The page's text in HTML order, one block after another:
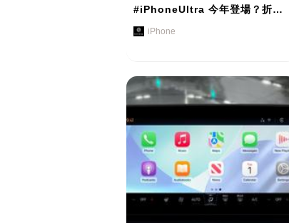
#iPhoneUltra 今年登場？折…
iPhone